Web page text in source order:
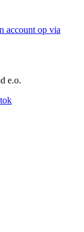
account op via
e.o.